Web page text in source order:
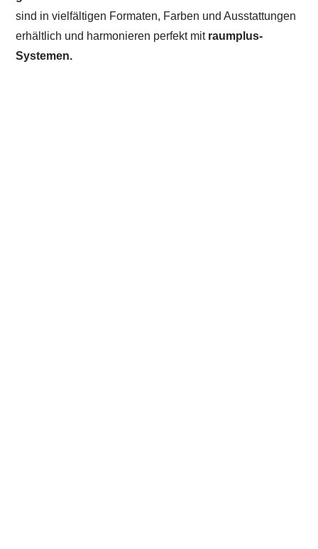
sind in vielfältigen Formaten, Farben und Ausstattungen
erhältlich und harmonieren perfekt mit raumplus-
Systemen.